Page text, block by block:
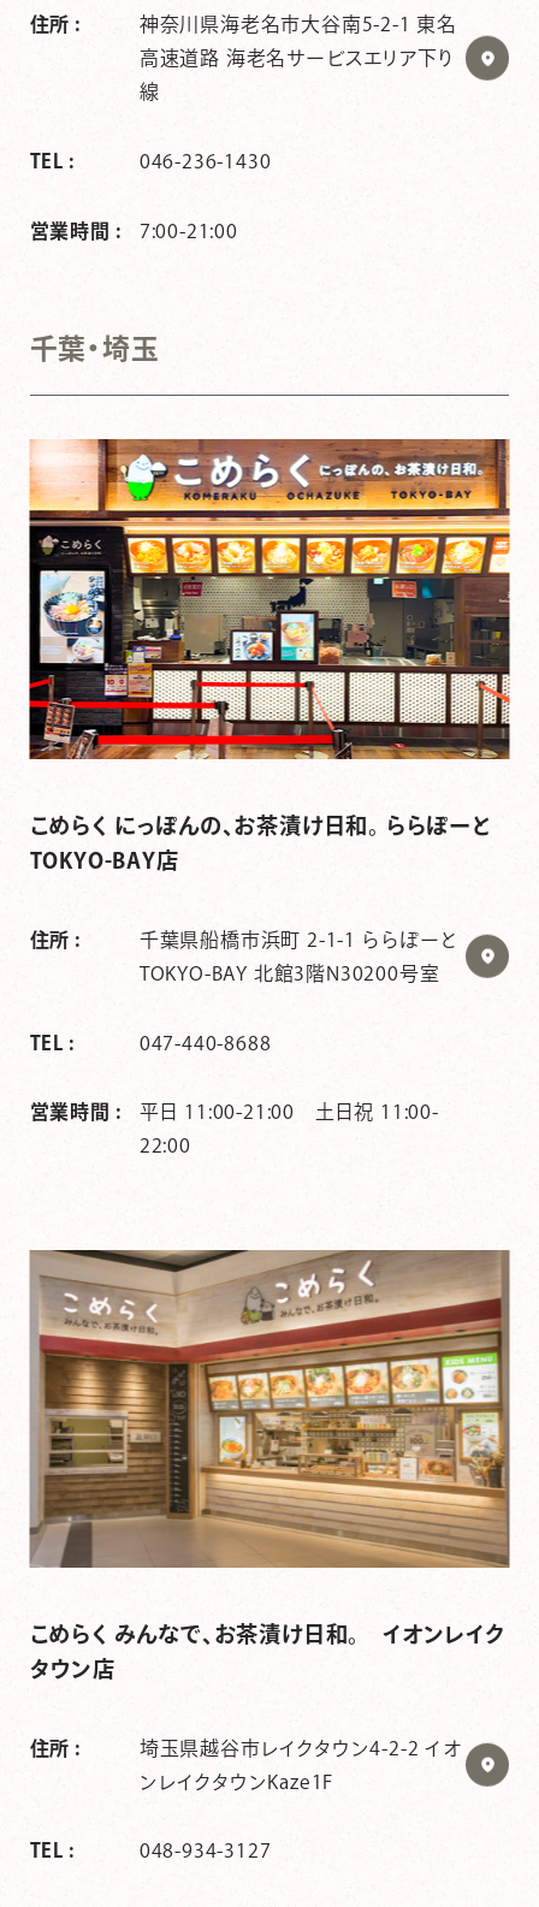
住所 :
神奈川県海老名市大谷南5-2-1 東名
高速道路 海老名サービスエリア下り
線
TEL : 046-236-1430
営業時間 : 7:00-21:00
千葉・埼玉
こめらく にっぽんの、お茶漬け日和。 ららぽーと
TOKYO-BAY店
住所 :
千葉県船橋市浜町 2-1-1 ららぽーと
TOKYO-BAY 北館3階N30200号室
TEL : 047-440-8688
営業時間 :
平日 11:00-21:00 土日祝 11:00-
22:00
こめらく みんなで、お茶漬け日和。 イオンレイク
タウン店
住所 :
埼玉県越谷市レイクタウン4-2-2 イオ
ンレイクタウンKaze1F
TEL : 048-934-3127